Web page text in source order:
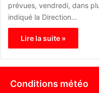
prévues, vendredi, dans
indiqué la Direction…
Lire la suite »
Conditions météo